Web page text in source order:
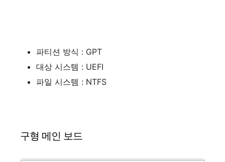
파티션 방식 : GPT
대상 시스템 : UEFI
파일 시스템 : NTFS
구형 메인 보드